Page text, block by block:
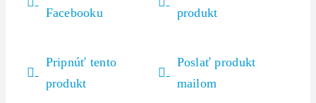
Facebooku
produkt
Pripnúť tento
produkt
Poslať produkt
mailom